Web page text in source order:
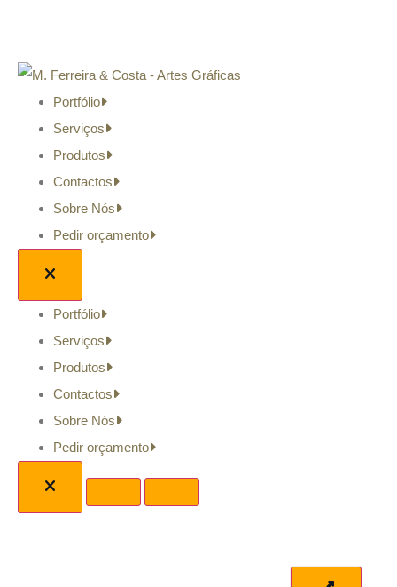
Portfólio
Serviços
Produtos
Contactos
Sobre Nós
Pedir orçamento
Portfólio
Serviços
Produtos
Contactos
Sobre Nós
Pedir orçamento